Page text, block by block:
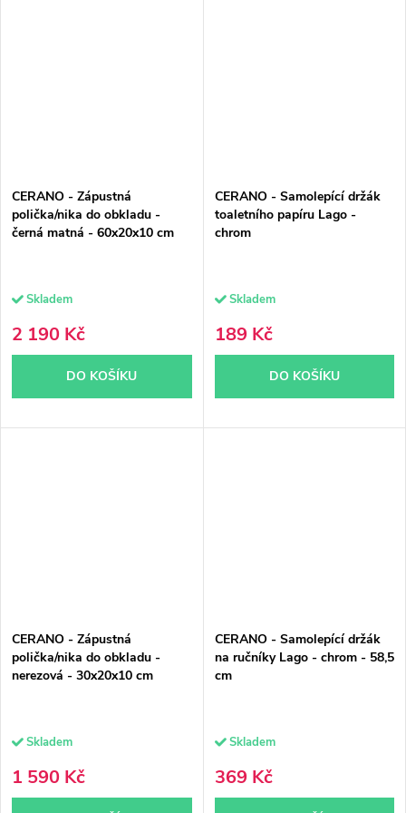
CERANO - Zápustná
polička/nika do obkladu -
černá matná - 60x20x10 cm
Skladem
2 190 Kč
DO KOŠÍKU
CERANO - Samolepící držák
toaletního papíru Lago -
chrom
Skladem
189 Kč
DO KOŠÍKU
CERANO - Zápustná
polička/nika do obkladu -
nerezová - 30x20x10 cm
Skladem
1 590 Kč
CERANO - Samolepící držák
na ručníky Lago - chrom - 58,5
cm
Skladem
369 Kč